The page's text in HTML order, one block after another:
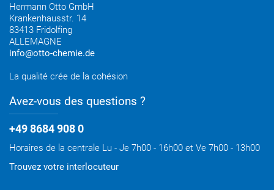
Hermann Otto GmbH
Krankenhausstr. 14
83413 Fridolfing
ALLEMAGNE
info@otto-chemie.de
La qualité crée de la cohésion
Avez-vous des questions ?
+49 8684 908 0
Horaires de la centrale Lu - Je 7h00 - 16h00 et Ve 7h00 - 13h00
Trouvez votre interlocuteur